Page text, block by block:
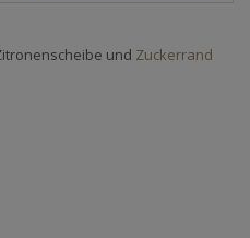
und Zuckerrand